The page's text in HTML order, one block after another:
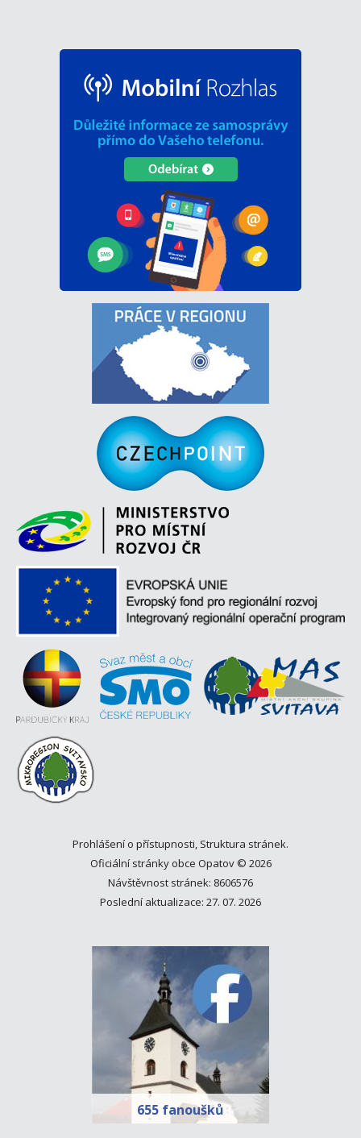
655 fanoušků
Prohlášení o přístupnosti, Struktura stránek.
Oficiální stránky obce Opatov © 2026
Návštěvnost stránek: 8606576
Poslední aktualizace: 27. 07. 2026